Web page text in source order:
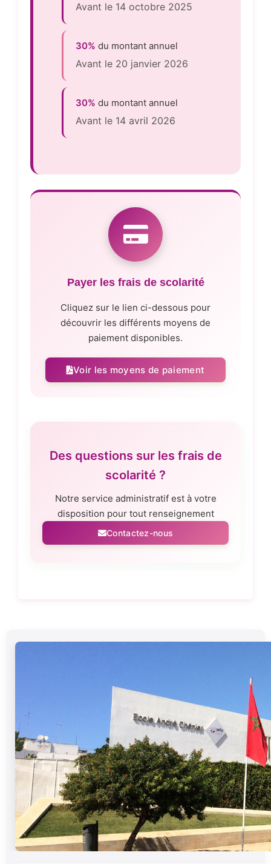
Avant le 14 octobre 2025
30% du montant annuel
Avant le 20 janvier 2026
30% du montant annuel
Avant le 14 avril 2026
Payer les frais de scolarité
Cliquez sur le lien ci-dessous pour
découvrir les différents moyens de
paiement disponibles.
Voir les moyens de paiement
Des questions sur les frais de
scolarité ?
Notre service administratif est à votre
disposition pour tout renseignement
Contactez-nous